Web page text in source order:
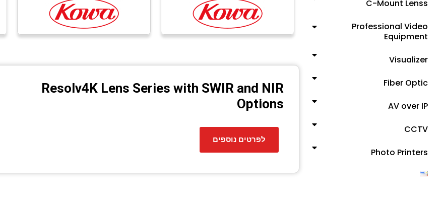
C-Mount Lenss
Professional Video
Equipment
Visualizer
Fiber Optic
AV over IP
CCTV
Photo Printers
Resolv4K Lens Series with SWIR and NIR
Options
לפרטים נוספים